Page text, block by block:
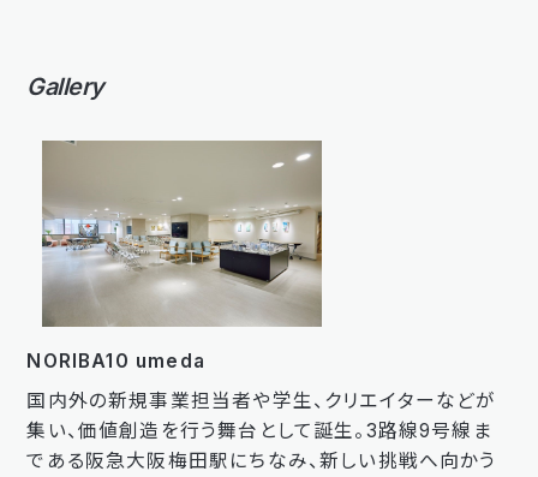
Gallery
NORIBA10 umeda
国内外の新規事業担当者や学生、クリエイターなどが
集い、価値創造を行う舞台として誕生。3路線9号線ま
である阪急大阪梅田駅にちなみ、新しい挑戦へ向かう